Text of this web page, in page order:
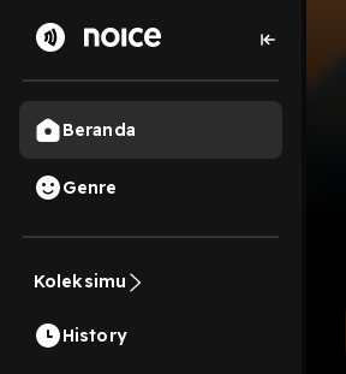
Beranda
Genre
Koleksimu
History